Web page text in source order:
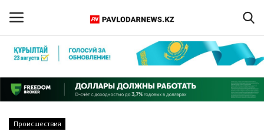
Регистрация
Главная
Происшествия